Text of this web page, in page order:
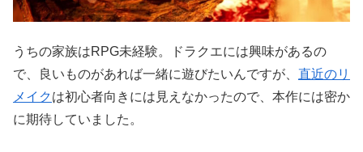
うちの家族はRPG未経験。ドラクエには興味があるの
で、良いものがあれば一緒に遊びたいんですが、 直近のリ
メイクは初心者向きには見えなかったので、本作には密か
に期待していました。